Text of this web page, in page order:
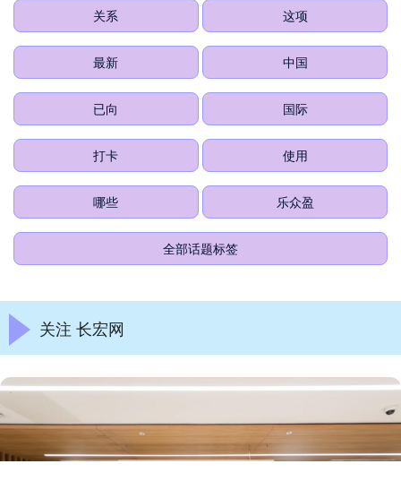
关系 这项
最新 中国
已向 国际
打卡 使用
哪些 乐众盈
全部话题标签
关注 长宏网